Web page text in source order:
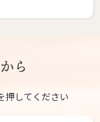
ら
押してください